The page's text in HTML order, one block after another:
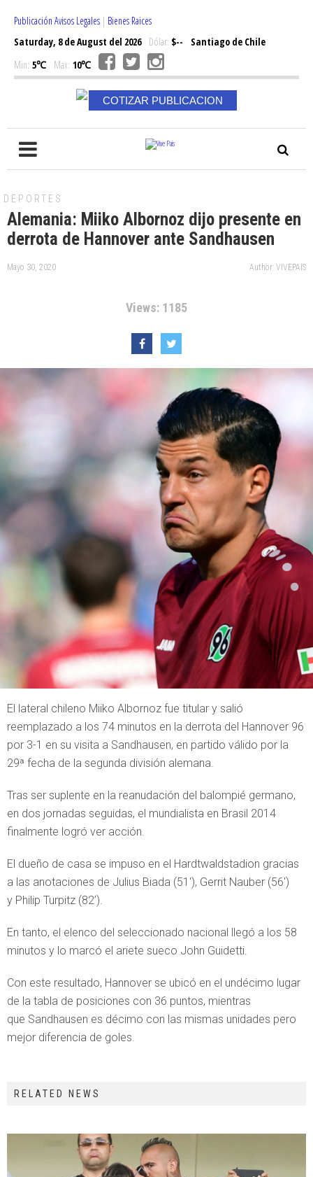
Publicación Avisos Legales | Bienes Raices
Saturday, 8 de August del 2026Dólar: $--
Santiago de Chile
Min: 5℃ Max: 10℃
COTIZAR PUBLICACION
DEPORTES
Alemania: Miiko Albornoz dijo presente en
derrota de Hannover ante Sandhausen
Mayo 30, 2020 Author: VIVEPAIS
Views: 1185
El lateral chileno Miiko Albornoz fue titular y salió
reemplazado a los 74 minutos en la derrota del Hannover 96
por 3-1 en su visita a Sandhausen, en partido válido por la
29ª fecha de la segunda división alemana.
Tras ser suplente en la reanudación del balompié germano,
en dos jornadas seguidas, el mundialista en Brasil 2014
finalmente logró ver acción.
El dueño de casa se impuso en el Hardtwaldstadion gracias
a las anotaciones de Julius Biada (51′), Gerrit Nauber (56′)
y Philip Turpitz (82’).
En tanto, el elenco del seleccionado nacional llegó a los 58
minutos y lo marcó el ariete sueco John Guidetti.
Con este resultado, Hannover se ubicó en el undécimo lugar
de la tabla de posiciones con 36 puntos, mientras
que Sandhausen es décimo con las mismas unidades pero
mejor diferencia de goles.
RELATED NEWS